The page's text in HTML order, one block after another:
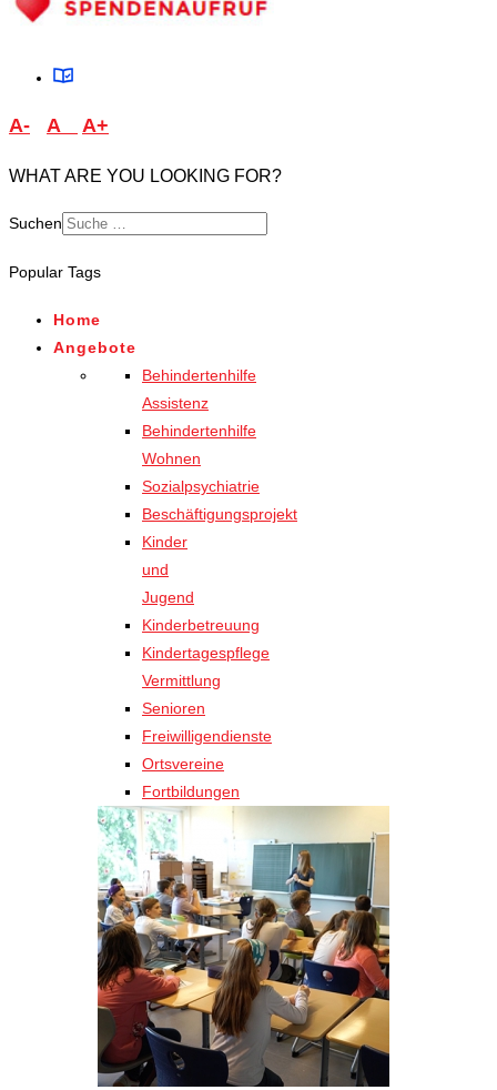
A- A A+
WHAT ARE YOU LOOKING FOR?
Suchen
for results.
Popular Tags
Home
Angebote
Behindertenhilfe
Assistenz
Behindertenhilfe
Wohnen
Sozialpsychiatrie
Beschäftigungsprojekt
Kinder
und
Jugend
Kinderbetreuung
Kindertagespflege
Vermittlung
Senioren
Freiwilligendienste
Ortsvereine
Fortbildungen